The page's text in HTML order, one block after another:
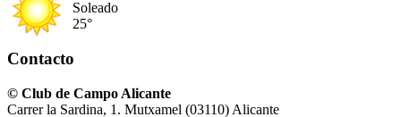
Soleado
25°
Contacto
© Club de Campo Alicante
Carrer la Sardina, 1. Mutxamel (03110) Alicante